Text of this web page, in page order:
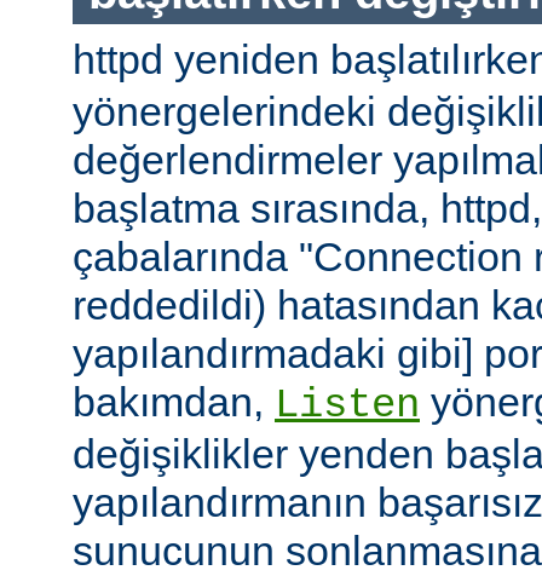
httpd yeniden
yönergelerindeki
değerlendirmeler
başlatma sırasında,
çabalarında "Connection
reddedildi) hatasından
yapılandırmadaki gibi]
bakımdan, Listen
değişiklikler yenden
yapılandırmanın
sunucunun